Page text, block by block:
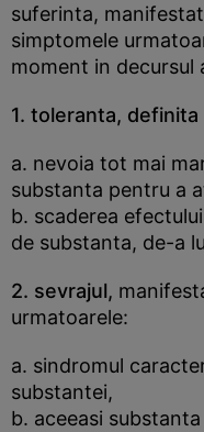
suferinta,
simptomele
moment in decursul
1. toleranta, definita
a. nevoia tot mai
substanta pentru a
b. scaderea
de substanta, de-a
2. sevrajul,
urmatoarele:
a. sindromul
substantei,
b. aceeasi